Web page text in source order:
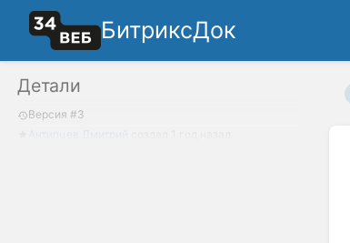
БитриксДок
Детали
Версия #3
Антипцев Дмитрий